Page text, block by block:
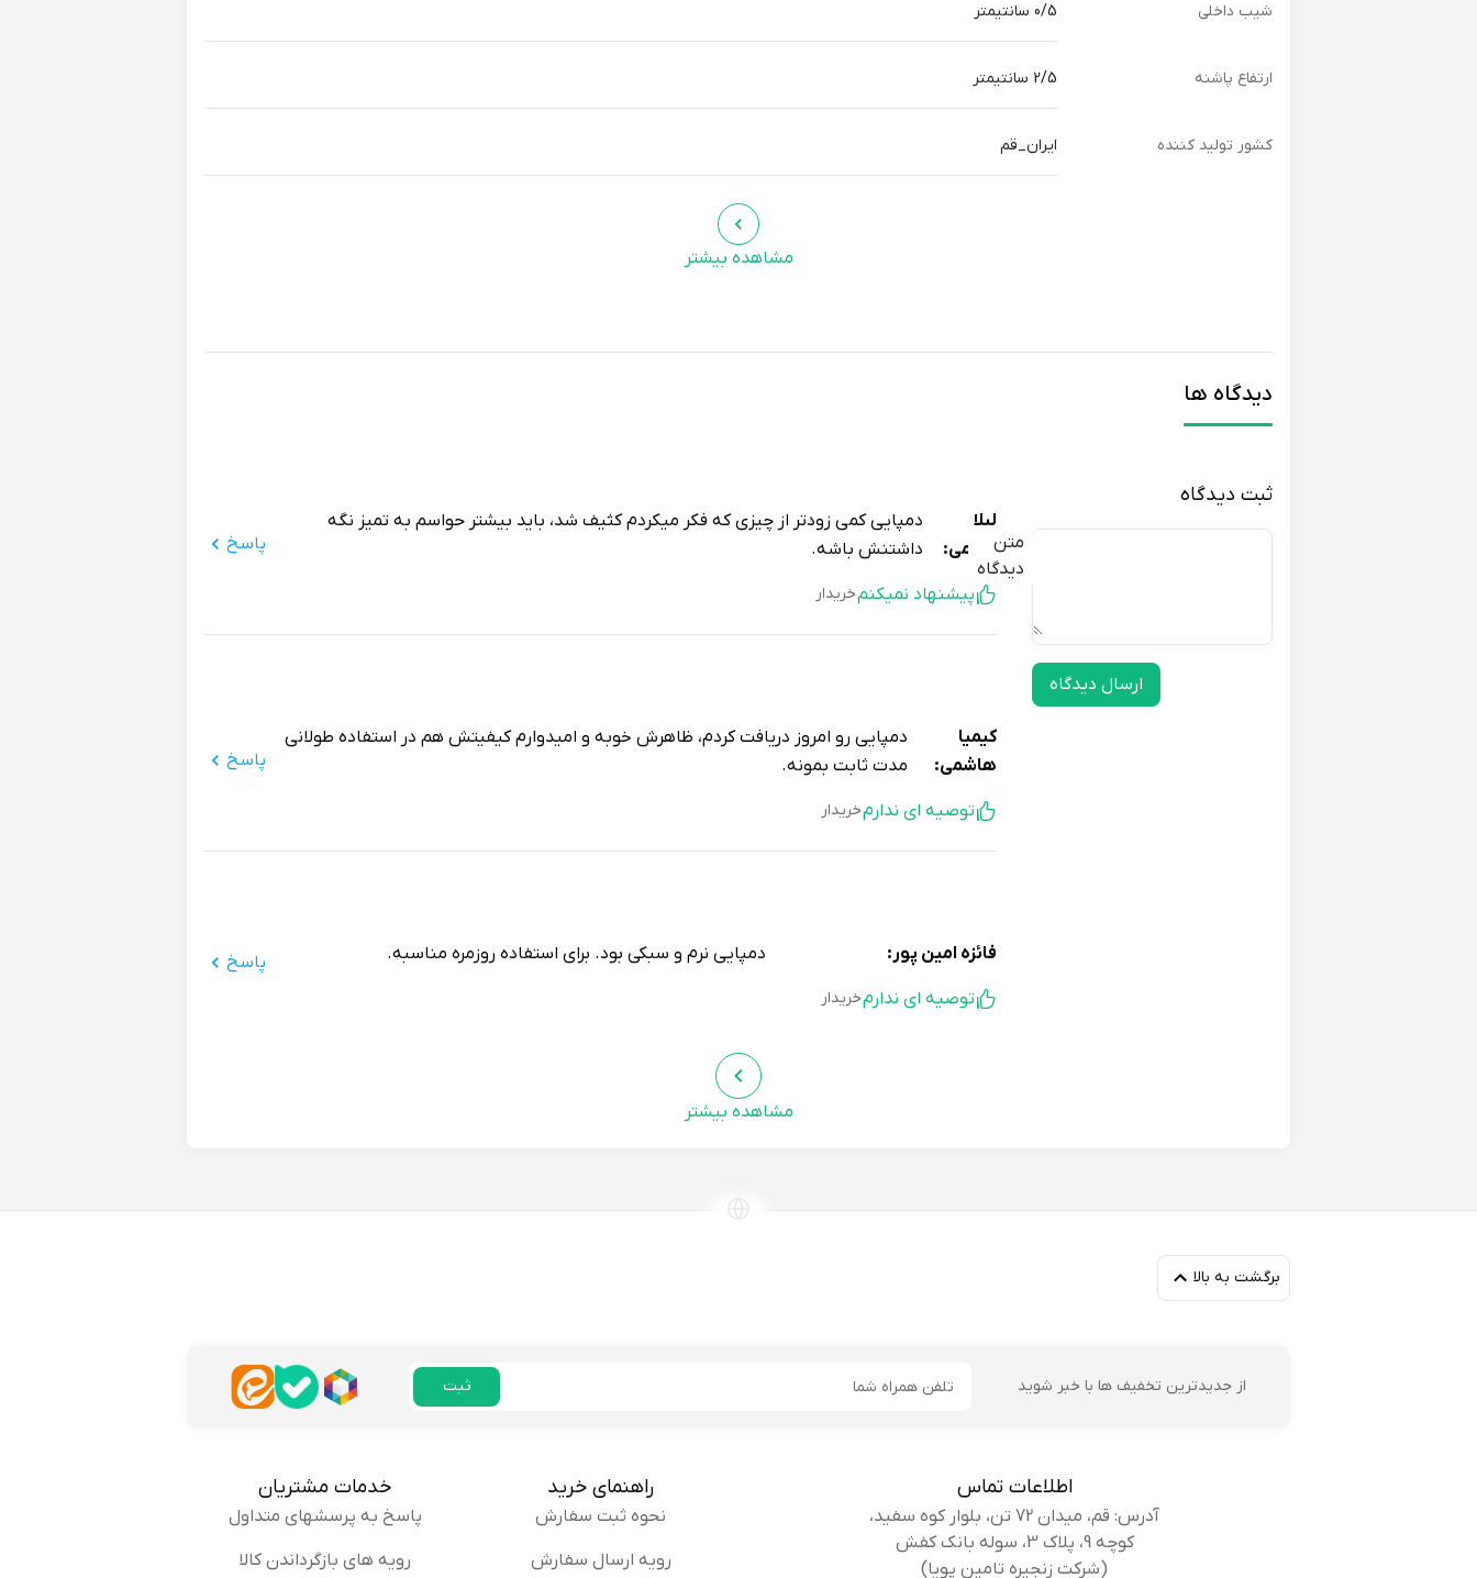
شیب داخلی 0/5 سانتیمتر
ارتفاع پاشنه 2/5 سانتیمتر
کشور تولید کننده ایران_قم
مشاهده بیشتر
دیدگاه ها
ثبت دیدگاه
متن
دیدگاه
ارسال دیدگاه
لیلا
نعیمی:
دمپایی کمی زودتر از چیزی که فکر میکردم کثیف شد، باید بیشتر حواسم به تمیز نگه
داشتنش باشه.
پاسخ
پیشنهاد نمیکنمخریدار
کیمیا
هاشمی:
دمپایی رو امروز دریافت کردم، ظاهرش خوبه و امیدوارم کیفیتش هم در استفاده طولانی
مدت ثابت بمونه.
پاسخ
توصیه ای ندارمخریدار
فائزه امین پور: دمپایی نرم و سبکی بود. برای استفاده روزمره مناسبه.
پاسخ
توصیه ای ندارمخریدار
فاطمه نعیم
سایز 38 کمی تنگ بود، پیشنهاد میکنم قبل از خرید حتما از راهنمای سایز سایت استفاده
پاسخ
مشاهده بیشتر
برگشت به بالا
از جدیدترین تخفیف ها با خبر شوید
ایمیل
ثبت
اطلاعات تماس
آدرس: قم، میدان 72 تن، بلوار کوه سفید،
کوچه 9، پلاک 3، سوله بانک کفش
(شرکت زنجیره تامین پویا)
راهنمای خرید
نحوه ثبت سفارش
رویه ارسال سفارش
خدمات مشتریان
پاسخ به پرسشهای متداول
رویه های بازگرداندن کالا